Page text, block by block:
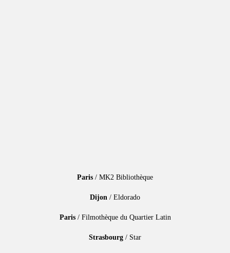
Paris / MK2 Bibliothèque
Dijon / Eldorado
Paris/ Filmothèque du Quartier Latin
Strasbourg / Star